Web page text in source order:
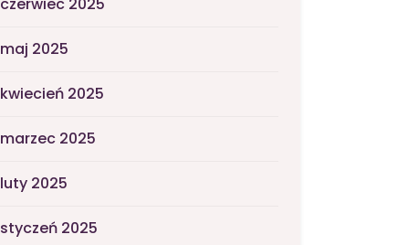
maj 2025
kwiecień 2025
marzec 2025
luty 2025
styczeń 2025